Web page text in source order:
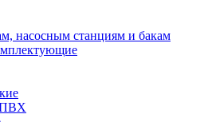
насосным станциям и бакам
ПВХ